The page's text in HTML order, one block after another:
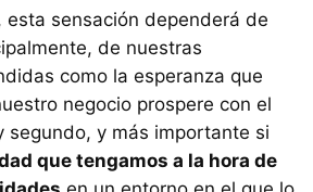
esta sensación dependerá de
de nuestras
como la esperanza que
negocio prospere con el
segundo, y más importante si
que tengamos a la hora de